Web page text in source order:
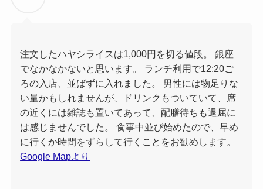
注文したハヤシライスは1,000円を切る値段。 銀座
でなかなかないと思います。 ランチ利用で12:20ご
ろの入店、並ばずに入れました。 男性には物足りな
い量かもしれませんが、ドリンクもついていて、席
の近くには雑誌も置いてあって、配膳待ちも退屈に
は感じませんでした。 食事中並び始めたので、早め
に行くか時間をずらして行くことをお勧めします。
Google Mapより